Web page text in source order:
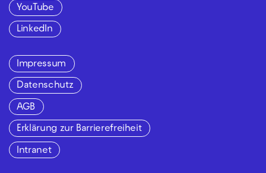
YouTube
LinkedIn
Impressum
Datenschutz
AGB
Erklärung zur Barrierefreiheit
Intranet